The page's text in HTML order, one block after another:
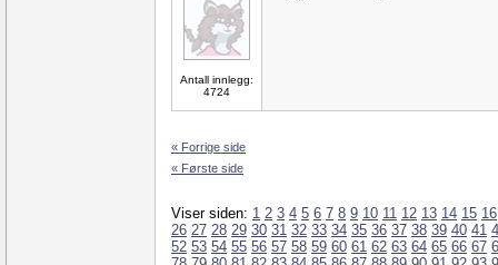
Antall innlegg:
4724
« Forrige side
« Første side
Viser siden: 1 2 3 4 5 6 7 8 9 10 11 12 13 14 15 16
26 27 28 29 30 31 32 33 34 35 36 37 38 39 40 41
52 53 54 55 56 57 58 59 60 61 62 63 64 65 66 67